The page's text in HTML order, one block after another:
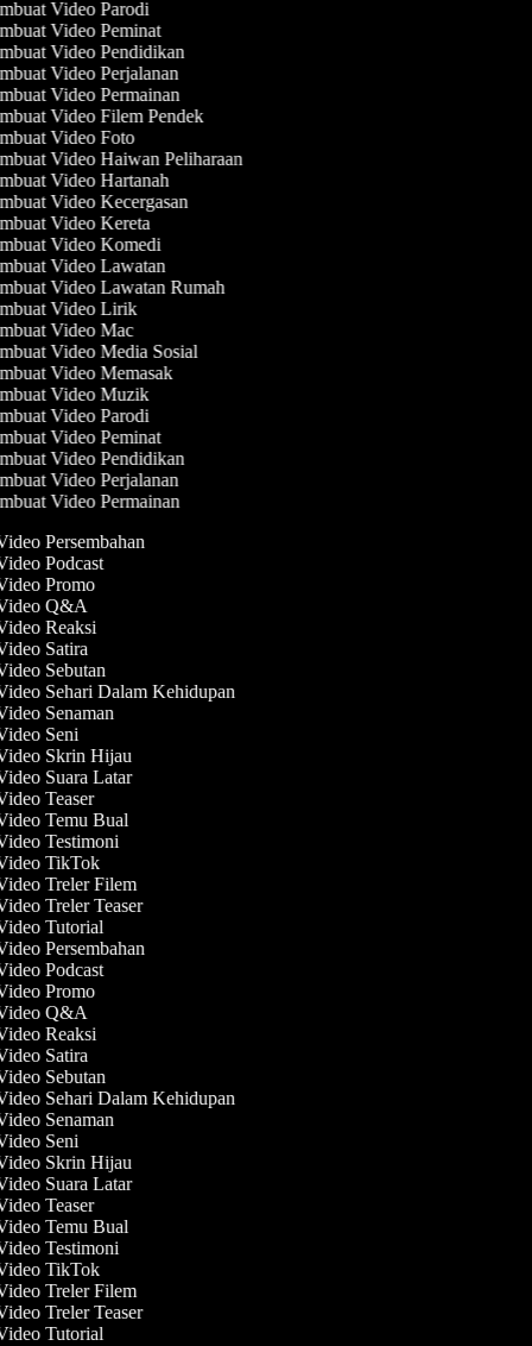
Video Parodi
Video Peminat
Video Pendidikan
Video Perjalanan
Video Permainan
Video Filem Pendek
Video Foto
Video Haiwan Peliharaan
Video Hartanah
Video Kecergasan
Video Kereta
Video Komedi
Video Lawatan
Video Lawatan Rumah
Video Lirik
Video Mac
Video Media Sosial
Video Memasak
Video Muzik
Video Parodi
Video Peminat
Video Pendidikan
Video Perjalanan
Video Permainan
Persembahan
Podcast
Promo
Video Q&A
Reaksi
Satira
Sebutan
Video Sehari Dalam Kehidupan
Senaman
Seni
Video Skrin Hijau
Suara Latar
Teaser
Temu Bual
Testimoni
TikTok
Treler Filem
Treler Teaser
Tutorial
Persembahan
Podcast
Promo
Video Q&A
Reaksi
Satira
Sebutan
Video Sehari Dalam Kehidupan
Senaman
Seni
Video Skrin Hijau
Suara Latar
Teaser
Temu Bual
Testimoni
TikTok
Treler Filem
Treler Teaser
Tutorial